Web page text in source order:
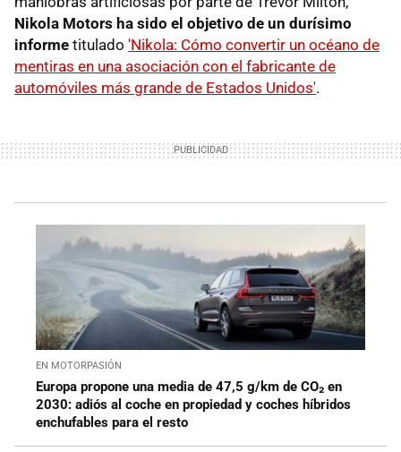
Nikola Motors ha sido el objetivo de un durísimo
informe titulado 'Nikola: Cómo convertir un océano de
mentiras en una asociación con el fabricante de
automóviles más grande de Estados Unidos'.
EN MOTORPASIÓN
Europa propone una media de 47,5 g/km de CO₂ en
2030: adiós al coche en propiedad y coches híbridos
enchufables para el resto